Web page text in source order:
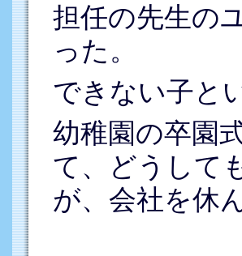
担任の先生の
った。
できない子と
幼稚園の卒園
て、どうして
が、会社を休